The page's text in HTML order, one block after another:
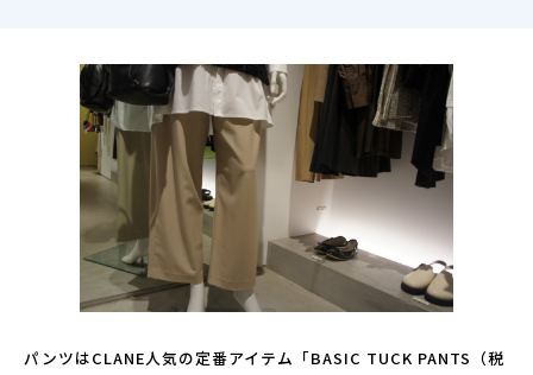
パンツはCLANE人気の定番アイテム「BASIC TUCK PANTS（税